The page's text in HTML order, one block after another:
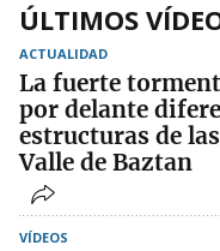
ÚLTIMOS
ACTUALIDAD
La fuerte
por delante
estructuras de
Valle de Baztan
VÍDEOS